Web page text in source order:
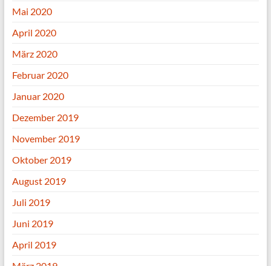
Mai 2020
April 2020
März 2020
Februar 2020
Januar 2020
Dezember 2019
November 2019
Oktober 2019
August 2019
Juli 2019
Juni 2019
April 2019